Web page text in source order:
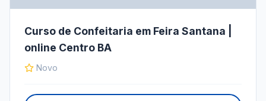
Curso de Confeitaria em Feira Santana |
online Centro BA
Novo